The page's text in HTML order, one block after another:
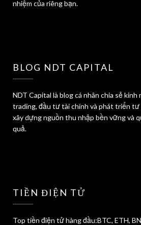
nhiệm của riêng bạn.
BLOG NDT CAPITAL
NDT Capital là blog cá nhân chia sẻ
trading, đầu tư tài chính và phát triển tư
xây dựng nguồn thu nhập bền vững và
quả.
TIỀN ĐIỆN TỬ
Top tiền điện tử hàng đầu:BTC, ETH,